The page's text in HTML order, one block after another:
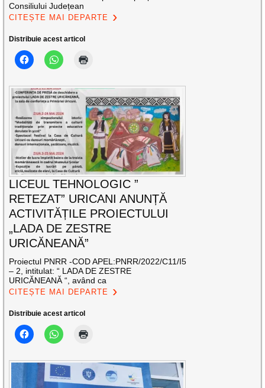
Consiliului Județean
CITEȘTE MAI DEPARTE
Distribuie acest articol
LICEUL TEHNOLOGIC ”
RETEZAT” URICANI ANUNȚĂ
ACTIVITĂȚILE PROIECTULUI
„LADA DE ZESTRE
URICĂNEANĂ”
Proiectul PNRR -COD APEL:PNRR/2022/C11/I5
– 2, intitulat: “ LADA DE ZESTRE
URICĂNEANĂ “, având ca
CITEȘTE MAI DEPARTE
Distribuie acest articol